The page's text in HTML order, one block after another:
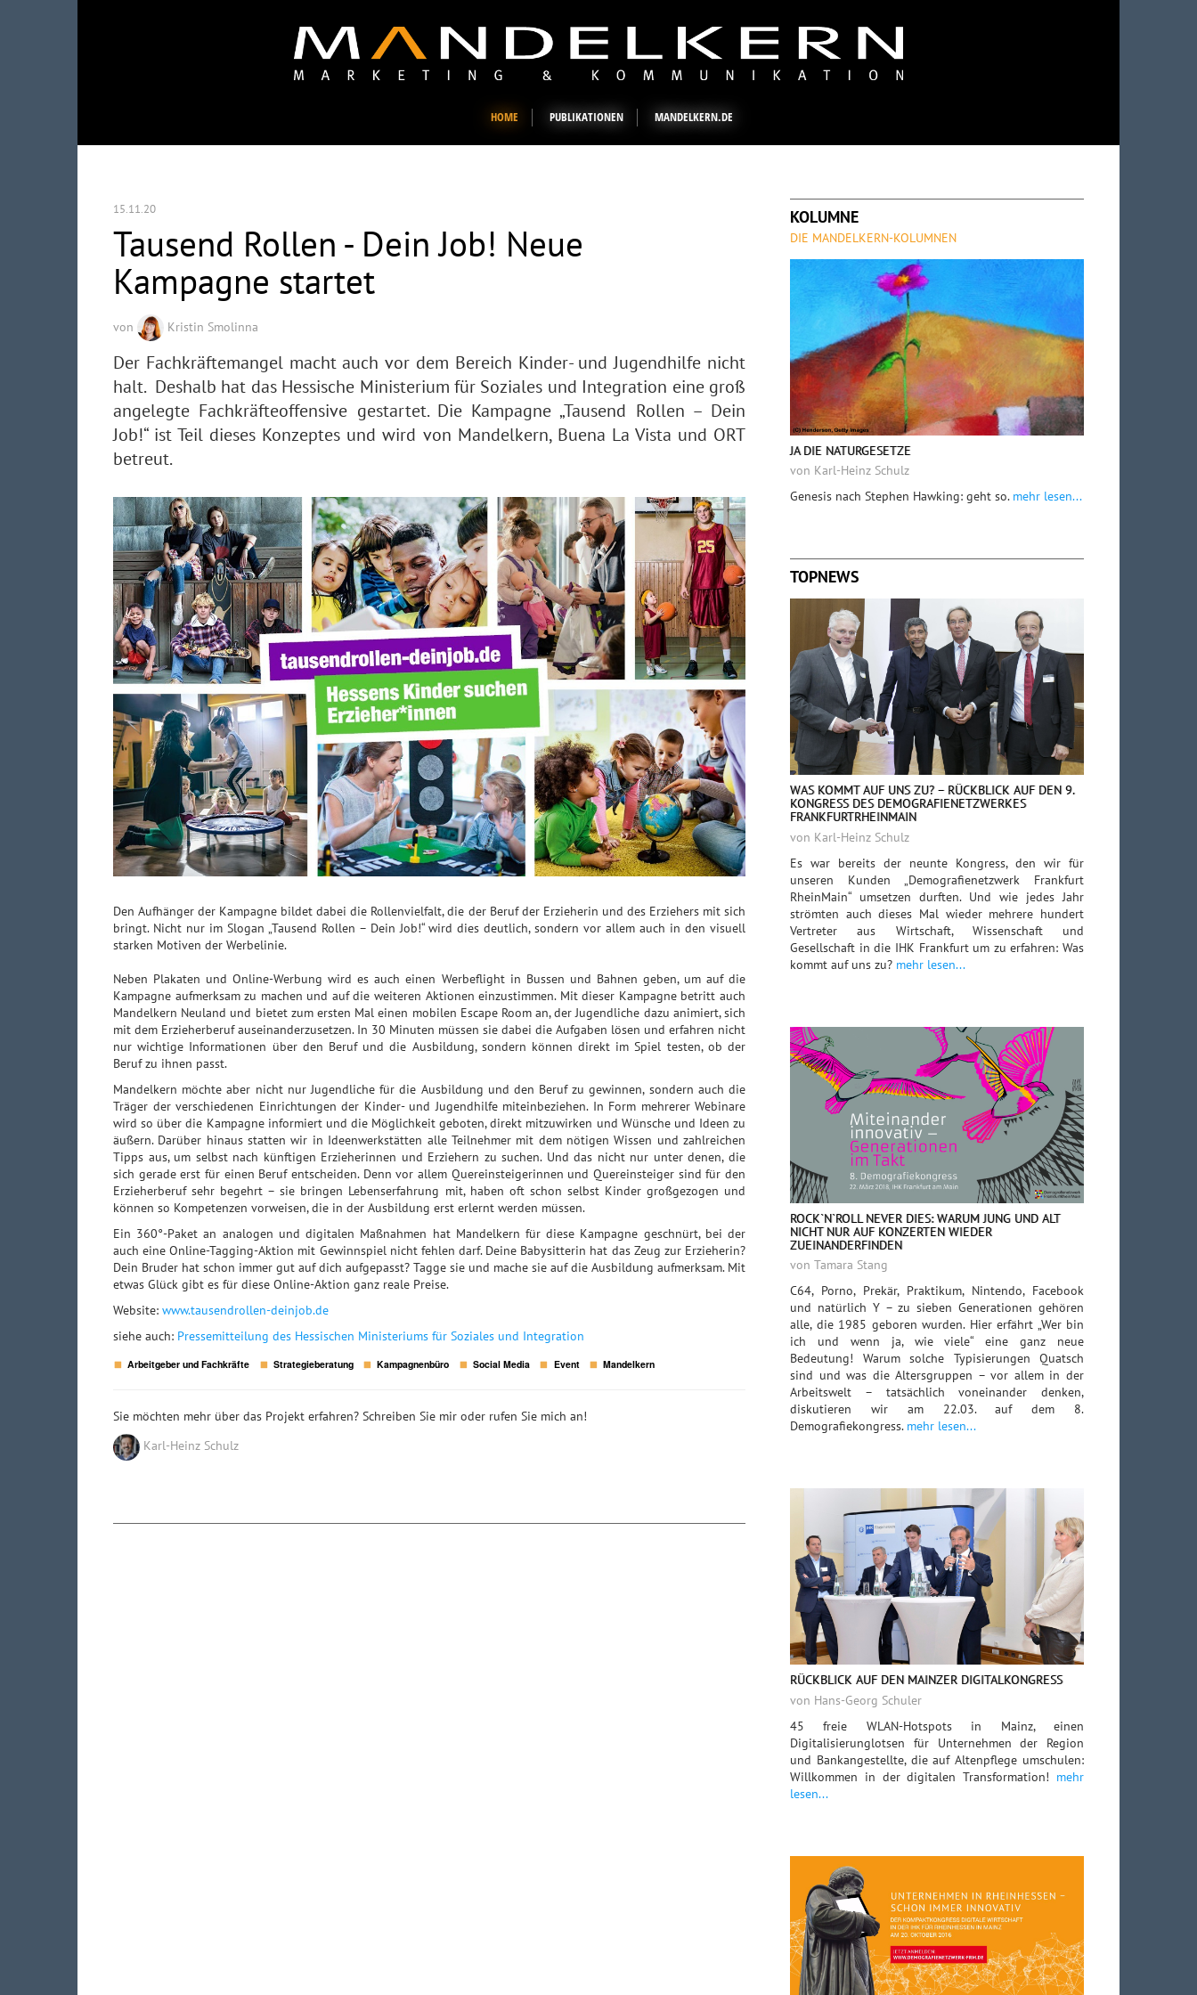
HOME PUBLIKATIONEN MANDELKERN.DE
15.11.20
Tausend Rollen - Dein Job! Neue
Kampagne startet
von Kristin Smolinna
Der Fachkräftemangel macht auch vor dem Bereich Kinder- und Jugendhilfe nicht
halt. Deshalb hat das Hessische Ministerium für Soziales und Integration eine groß
angelegte Fachkräfteoffensive gestartet. Die Kampagne „Tausend Rollen – Dein
Job!“ ist Teil dieses Konzeptes und wird von Mandelkern, Buena La Vista und ORT
betreut.
Den Aufhänger der Kampagne bildet dabei die Rollenvielfalt, die der Beruf der Erzieherin und des Erziehers mit sich
bringt. Nicht nur im Slogan „Tausend Rollen – Dein Job!“ wird dies deutlich, sondern vor allem auch in den visuell
starken Motiven der Werbelinie.
Neben Plakaten und Online-Werbung wird es auch einen Werbeflight in Bussen und Bahnen geben, um auf die
Kampagne aufmerksam zu machen und auf die weiteren Aktionen einzustimmen. Mit dieser Kampagne betritt auch
Mandelkern Neuland und bietet zum ersten Mal einen mobilen Escape Room an, der Jugendliche dazu animiert, sich
mit dem Erzieherberuf auseinanderzusetzen. In 30 Minuten müssen sie dabei die Aufgaben lösen und erfahren nicht
nur wichtige Informationen über den Beruf und die Ausbildung, sondern können direkt im Spiel testen, ob der
Beruf zu ihnen passt.
Mandelkern möchte aber nicht nur Jugendliche für die Ausbildung und den Beruf zu gewinnen, sondern auch die
Träger der verschiedenen Einrichtungen der Kinder- und Jugendhilfe miteinbeziehen. In Form mehrerer Webinare
wird so über die Kampagne informiert und die Möglichkeit geboten, direkt mitzuwirken und Wünsche und Ideen zu
äußern. Darüber hinaus statten wir in Ideenwerkstätten alle Teilnehmer mit dem nötigen Wissen und zahlreichen
Tipps aus, um selbst nach künftigen Erzieherinnen und Erziehern zu suchen. Und das nicht nur unter denen, die
sich gerade erst für einen Beruf entscheiden. Denn vor allem Quereinsteigerinnen und Quereinsteiger sind für den
Erzieherberuf sehr begehrt – sie bringen Lebenserfahrung mit, haben oft schon selbst Kinder großgezogen und
können so Kompetenzen vorweisen, die in der Ausbildung erst erlernt werden müssen.
Ein 360°-Paket an analogen und digitalen Maßnahmen hat Mandelkern für diese Kampagne geschnürt, bei der
auch eine Online-Tagging-Aktion mit Gewinnspiel nicht fehlen darf. Deine Babysitterin hat das Zeug zur Erzieherin?
Dein Bruder hat schon immer gut auf dich aufgepasst? Tagge sie und mache sie auf die Ausbildung aufmerksam. Mit
etwas Glück gibt es für diese Online-Aktion ganz reale Preise.
Website: www.tausendrollen-deinjob.de
siehe auch: Pressemitteilung des Hessischen Ministeriums für Soziales und Integration
Arbeitgeber und Fachkräfte Strategieberatung Kampagnenbüro Social Media Event Mandelkern
Sie möchten mehr über das Projekt erfahren? Schreiben Sie mir oder rufen Sie mich an!
Karl-Heinz Schulz
KOLUMNE
DIE MANDELKERN-KOLUMNEN
JA DIE NATURGESETZE
von Karl-Heinz Schulz
Genesis nach Stephen Hawking: geht so. mehr lesen...
TOPNEWS
WAS KOMMT AUF UNS ZU? – RÜCKBLICK AUF DEN 9.
KONGRESS DES DEMOGRAFIENETZWERKES
FRANKFURTRHEINMAIN
von Karl-Heinz Schulz
Es war bereits der neunte Kongress, den wir für
unseren Kunden „Demografienetzwerk Frankfurt
RheinMain“ umsetzen durften. Und wie jedes Jahr
strömten auch dieses Mal wieder mehrere hundert
Vertreter aus Wirtschaft, Wissenschaft und
Gesellschaft in die IHK Frankfurt um zu erfahren: Was
kommt auf uns zu? mehr lesen...
ROCK`N`ROLL NEVER DIES: WARUM JUNG UND ALT
NICHT NUR AUF KONZERTEN WIEDER
ZUEINANDERFINDEN
von Tamara Stang
C64, Porno, Prekär, Praktikum, Nintendo, Facebook
und natürlich Y – zu sieben Generationen gehören
alle, die 1985 geboren wurden. Hier erfährt „Wer bin
ich und wenn ja, wie viele“ eine ganz neue
Bedeutung! Warum solche Typisierungen Quatsch
sind und was die Altersgruppen – vor allem in der
Arbeitswelt – tatsächlich voneinander denken,
diskutieren wir am 22.03. auf dem 8.
Demografiekongress. mehr lesen...
RÜCKBLICK AUF DEN MAINZER DIGITALKONGRESS
von Hans-Georg Schuler
45 freie WLAN-Hotspots in Mainz, einen
Digitalisierunglotsen für Unternehmen der Region
und Bankangestellte, die auf Altenpflege umschulen:
Willkommen in der digitalen Transformation! mehr
lesen...